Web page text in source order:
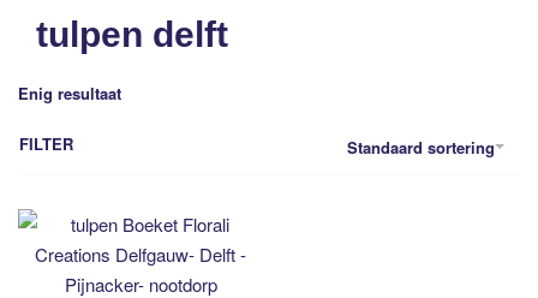
tulpen delft
Enig resultaat
Standaard sortering
FILTER